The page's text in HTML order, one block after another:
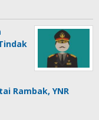
Rambak, YNR